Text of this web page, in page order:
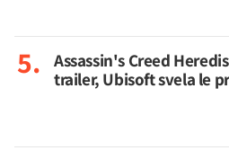
Assassin's Creed
trailer, Ubisoft svela le